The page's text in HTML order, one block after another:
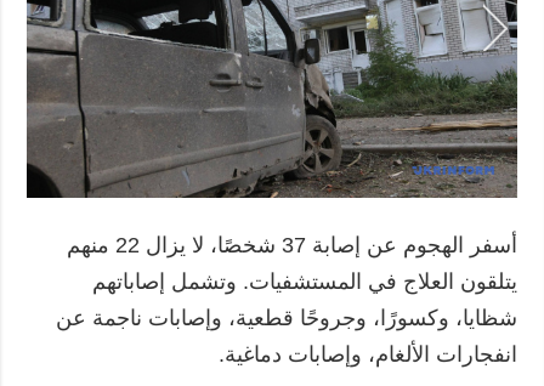
أسفر الهجوم عن إصابة 37 شخصًا، لا يزال 22 منهم
يتلقون العلاج في المستشفيات. وتشمل إصاباتهم
شظايا، وكسورًا، وجروحًا قطعية، وإصابات ناجمة عن
انفجارات الألغام، وإصابات دماغية.